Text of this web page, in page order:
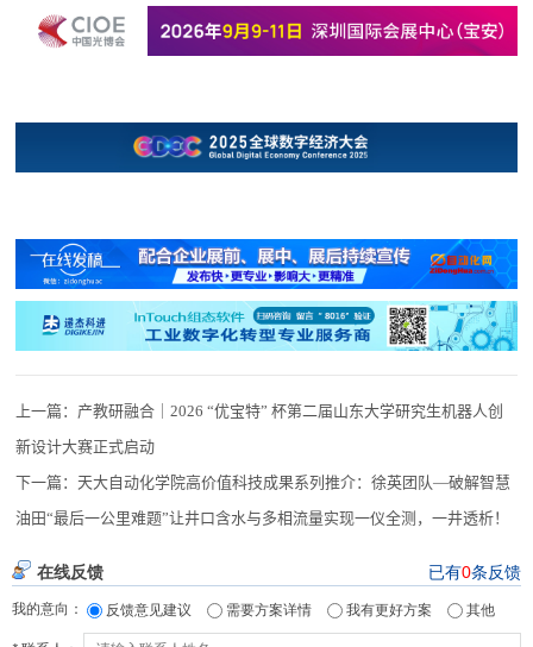
上一篇： 产教研融合｜2026 “优宝特” 杯第二届山东大学研究生机器人创
新设计大赛正式启动
下一篇：天大自动化学院高价值科技成果系列推介：徐英团队—破解智慧
油田“最后一公里难题”让井口含水与多相流量实现一仪全测，一井透析！